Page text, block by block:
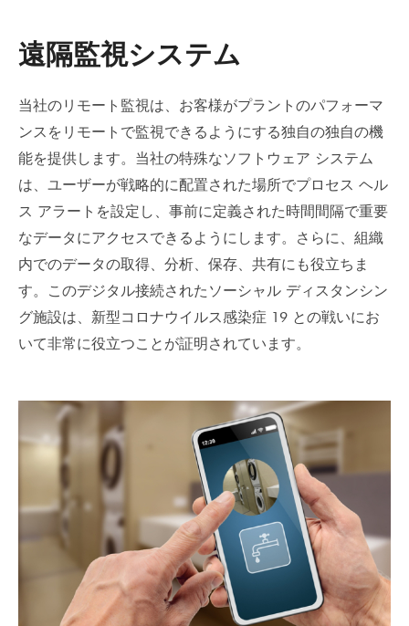
遠隔監視システム
当社のリモート監視は、お客様がプラントのパフォーマ
ンスをリモートで監視できるようにする独自の独自の機
能を提供します。当社の特殊なソフトウェア システム
は、ユーザーが戦略的に配置された場所でプロセス ヘル
ス アラートを設定し、事前に定義された時間間隔で重要
なデータにアクセスできるようにします。さらに、組織
内でのデータの取得、分析、保存、共有にも役立ちま
す。このデジタル接続されたソーシャル ディスタンシン
グ施設は、新型コロナウイルス感染症 19 との戦いにお
いて非常に役立つことが証明されています。